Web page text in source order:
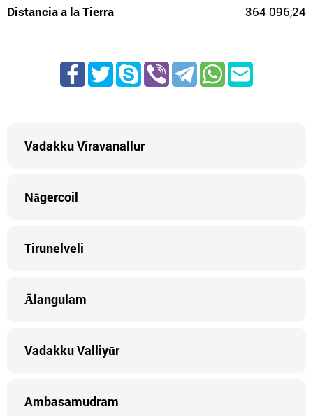
Distancia a la Tierra
364 096,24
Vadakku Viravanallur
Nāgercoil
Tirunelveli
Ālangulam
Vadakku Valliyūr
Ambasamudram